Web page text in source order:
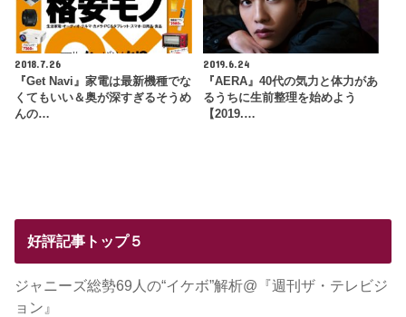
2018.7.26
『Get Navi』家電は最新機種でな
くてもいい＆奥が深すぎるそうめ
んの…
2019.6.24
『AERA』40代の気力と体力があ
るうちに生前整理を始めよう
【2019.…
好評記事トップ５
ジャニーズ総勢69人の“イケボ”解析@『週刊ザ・テレビジ
ョン』